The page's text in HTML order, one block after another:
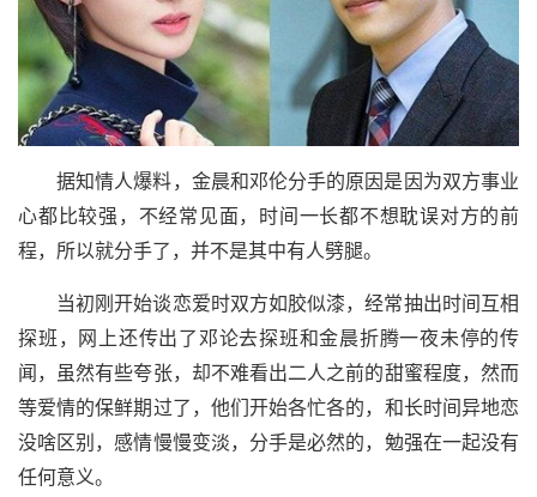
据知情人爆料，金晨和邓伦分手的原因是因为双方事业
心都比较强，不经常见面，时间一长都不想耽误对方的前
程，所以就分手了，并不是其中有人劈腿。
当初刚开始谈恋爱时双方如胶似漆，经常抽出时间互相
探班，网上还传出了邓论去探班和金晨折腾一夜未停的传
闻，虽然有些夸张，却不难看出二人之前的甜蜜程度，然而
等爱情的保鲜期过了，他们开始各忙各的，和长时间异地恋
没啥区别，感情慢慢变淡，分手是必然的，勉强在一起没有
任何意义。